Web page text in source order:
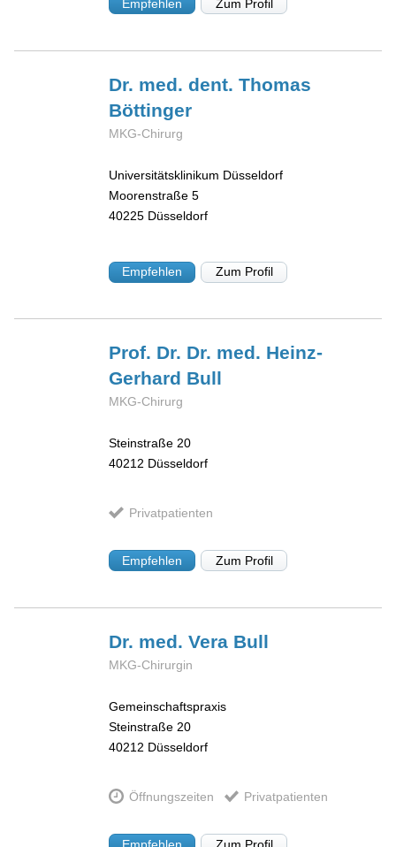
Empfehlen Zum Profil
Dr. med. dent. Thomas
Böttinger
MKG-Chirurg
Universitätsklinikum Düsseldorf
Moorenstraße 5
40225 Düsseldorf
Empfehlen Zum Profil
Prof. Dr. Dr. med. Heinz-
Gerhard Bull
MKG-Chirurg
Steinstraße 20
40212 Düsseldorf
Privatpatienten
Empfehlen Zum Profil
Dr. med. Vera Bull
MKG-Chirurgin
Gemeinschaftspraxis
Steinstraße 20
40212 Düsseldorf
Öffnungszeiten Privatpatienten